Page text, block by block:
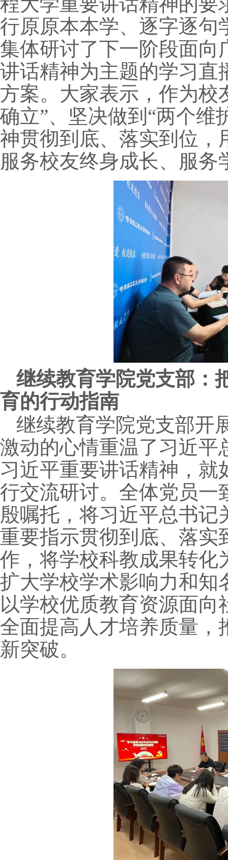
行原原本本学、逐字逐句
集体研讨了下一阶段面向
讲话精神为主题的学习直
方案。大家表示，作为校
确立”、坚决做到“两个维
神贯彻到底、落实到位，
服务校友终身成长、服务
继续教育学院党支部：
育的行动指南
继续教育学院党支部开
激动的心情重温了习近平
习近平重要讲话精神，
行交流研讨。全体党员一
殷嘱托，将习近平总书
重要指示贯彻到底、落实
作，将学校科教成果转化
扩大学校学术影响力和知
以学校优质教育资源面
全面提高人才培养质量，
新突破。